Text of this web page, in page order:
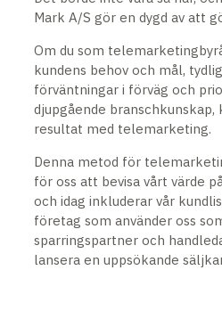
Mark A/S gör en dygd av att
Om du som
kundens behov och mål,
förväntningar i förväg och
djupgående
resultat med telemarketing.
Denna metod för
för oss att bevisa vårt värde
och idag inkluderar vår
företag som använder oss
sparringspartner och
lansera en uppsökande